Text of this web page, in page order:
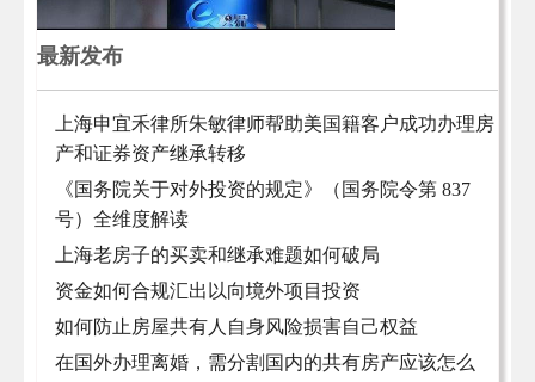
最新发布
上海申宜禾律所朱敏律师帮助美国籍客户成功办理房
产和证券资产继承转移
《国务院关于对外投资的规定》（国务院令第 837
号）全维度解读
上海老房子的买卖和继承难题如何破局
资金如何合规汇出以向境外项目投资
如何防止房屋共有人自身风险损害自己权益
在国外办理离婚，需分割国内的共有房产应该怎么